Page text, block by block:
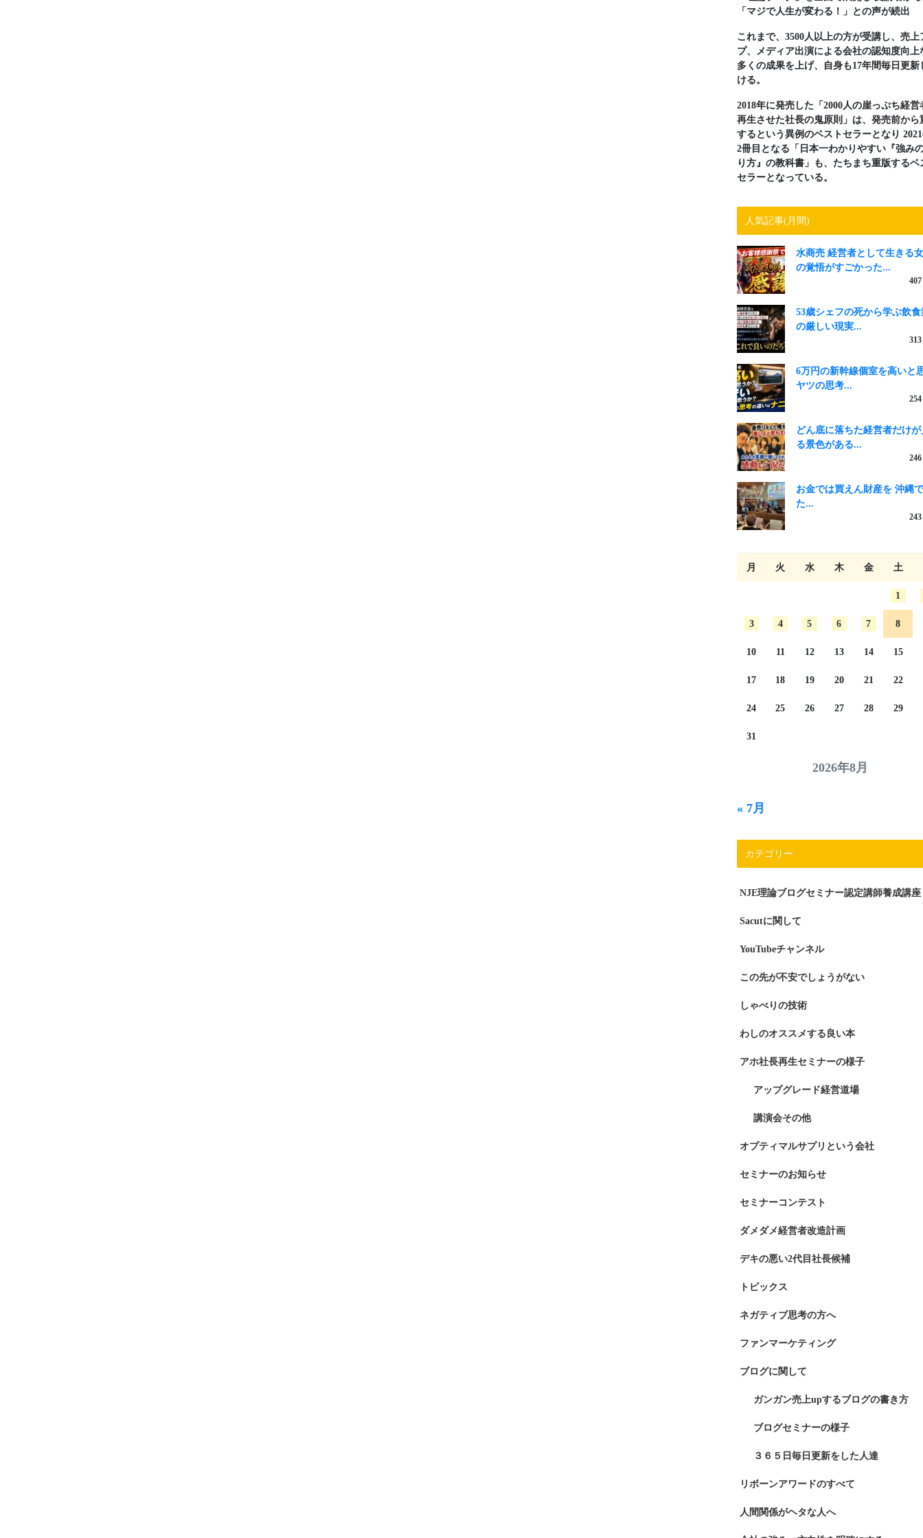
「マジで人生が変わる！」との声が続出
これまで、3500人以上の方が受講し、売上
プ、メディア出演による会社の認知度向上
多くの成果を上げ、自身も17年間毎日更新
ける。
2018年に発売した「2000人の崖っぷち経営
再生させた社長の鬼原則」は、発売前から
するという異例のベストセラーとなり
2冊目となる「日本一わかりやすい『強み
り方』の教科書」も、たちまち重版するベ
セラーとなっている。
人気記事(月間)
水商売 経営者として生きる
の覚悟がすごかった...
53歳シェフの死から学ぶ飲食
の厳しい現実...
6万円の新幹線個室を高いと
ヤツの思考...
どん底に落ちた経営者だけが
る景色がある...
お金では買えん財産を 沖縄
た...
2026年8月
月 火 水 木 金 土
1
3 4 5 6 7 8
10 11 12 13 14 15
17 18 19 20 21 22
24 25 26 27 28 29
31
« 7月
カテゴリー
NJE理論ブログセミナー認定講師養成講座
Sacutに関して
YouTubeチャンネル
この先が不安でしょうがない
しゃべりの技術
わしのオススメする良い本
アホ社長再生セミナーの様子
アップグレード経営道場
講演会その他
オプティマルサプリという会社
セミナーのお知らせ
セミナーコンテスト
ダメダメ経営者改造計画
デキの悪い2代目社長候補
トピックス
ネガティブ思考の方へ
ファンマーケティング
ブログに関して
ガンガン売上upするブログの書き方
ブログセミナーの様子
３６５日毎日更新をした人達
リボーンアワードのすべて
人間関係がヘタな人へ